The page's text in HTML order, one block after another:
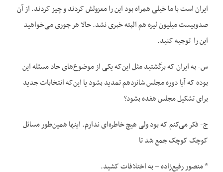
ایران است با ما خیلی همراه بود این را معزولش کردند و چیز کردند. از آن
صدوبیست‌ میلیون لیره هم البته خبری نشد. حالا هر جوری می‌خواهید
این را توجیه کنید.
س- به ایران که برگشتید مثل این‌که یکی از موضوع‌های حاد مسئله این
بوده که آیا دوره مجلس شانزدهم تمدید بشود یا این‌که انتخابات جدید
برای تشکیل مجلس هفده بشود؟
ج- فکر می‌کنم که بود ولی هیچ خاطره‌ای ندارم. اینها همین‌طور مسائل
کوچک کوچک جمع شد تا
* منصور رفیع‌زاده – به اختلافات کشید.